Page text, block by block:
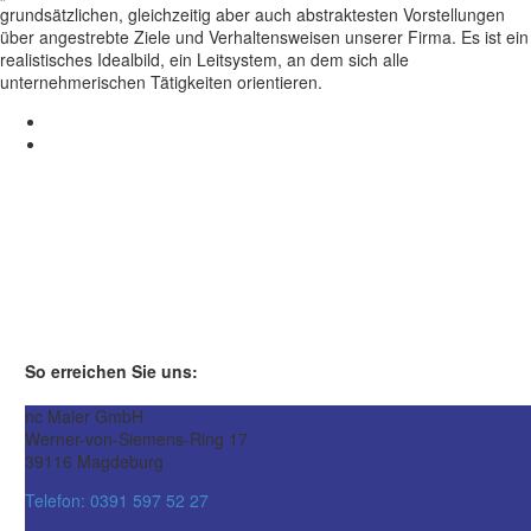
grundsätzlichen, gleichzeitig aber auch abstraktesten Vorstellungen
über angestrebte Ziele und Verhaltensweisen unserer Firma. Es ist ein
realistisches Idealbild, ein Leitsystem, an dem sich alle
unternehmerischen Tätigkeiten orientieren.
So erreichen Sie uns:
nc Maler GmbH
Werner-von-Siemens-Ring 17
39116 Magdeburg
Telefon: 0391 597 52 27